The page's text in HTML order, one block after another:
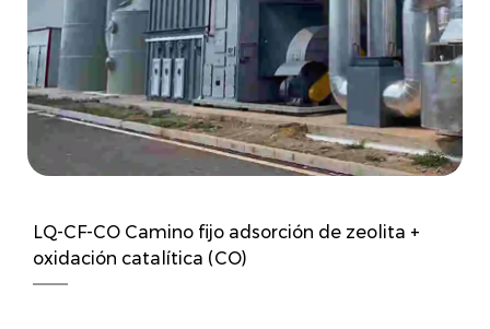
LQ-CF-CO Camino fijo adsorción de zeolita +
oxidación catalítica (CO)